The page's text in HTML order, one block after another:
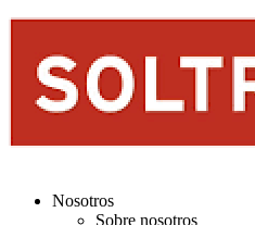
Nosotros
Sobre nosotros